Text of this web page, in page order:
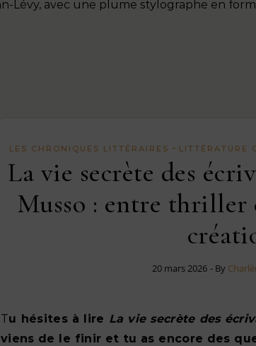
LES CHRONIQUES LITTÉRAIRES - LITTÉRATURE
La vie secrète des
Musso : entre
20 mars 2026 - By
Tu hésites à lire La vie secrète des
viens de le finir et tu as encore des